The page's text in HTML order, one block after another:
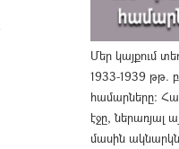
Մեր կայքում
1933-1939 թթ.
համարները։
էջը, ներառյալ
մասին